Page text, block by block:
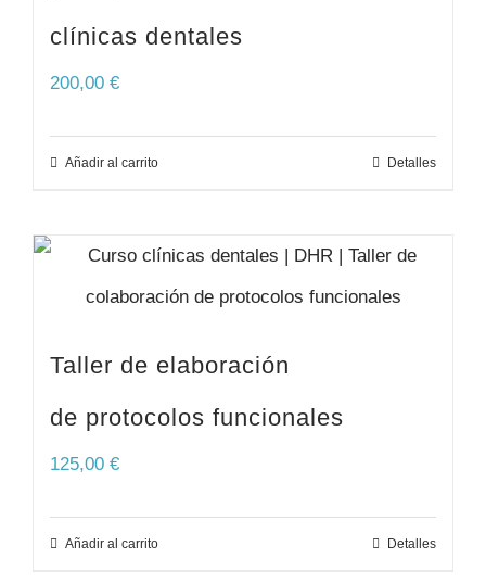
clínicas dentales
200,00 €
Añadir al carrito Detalles
Taller de elaboración
de protocolos funcionales
125,00 €
Añadir al carrito Detalles